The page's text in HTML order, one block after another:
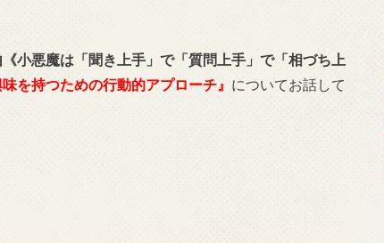
小悪魔は「聞き上手」で「質問上手」で「相づち上
を持つための行動的アプローチ』 についてお話して